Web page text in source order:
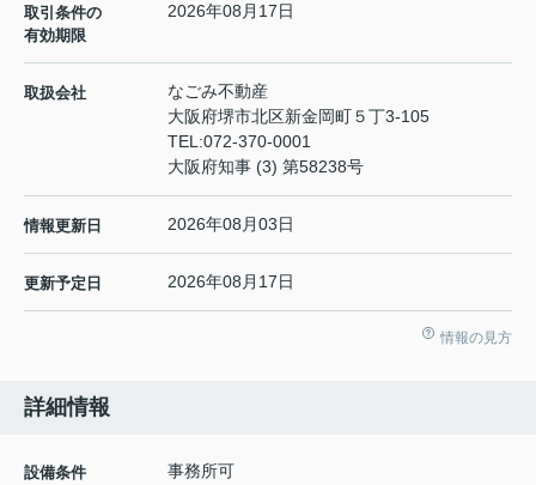
取引条件の
有効期限
2026年08月17日
取扱会社
なごみ不動産
大阪府堺市北区新金岡町５丁3-105
TEL:072-370-0001
大阪府知事 (3) 第58238号
情報更新日 2026年08月03日
更新予定日 2026年08月17日
情報の見方
詳細情報
設備条件
事務所可